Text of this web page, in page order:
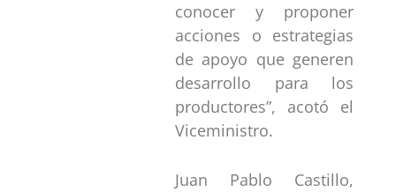
conocer y proponer
acciones o estrategias
de apoyo que generen
desarrollo para los
productores”, acotó el
Viceministro.
Juan Pablo Castillo,